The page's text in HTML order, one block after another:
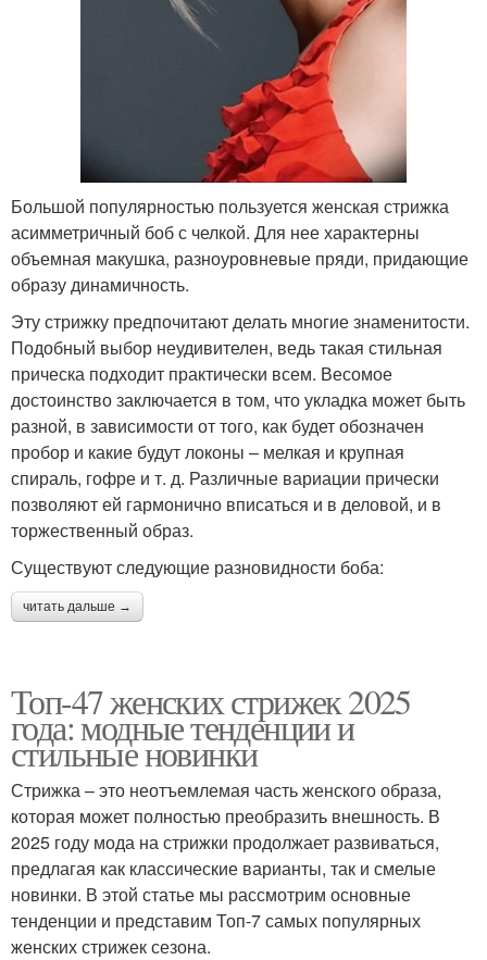
Большой популярностью пользуется женская стрижка
асимметричный боб с челкой. Для нее характерны
объемная макушка, разноуровневые пряди, придающие
образу динамичность.
Эту стрижку предпочитают делать многие знаменитости.
Подобный выбор неудивителен, ведь такая стильная
прическа подходит практически всем. Весомое
достоинство заключается в том, что укладка может быть
разной, в зависимости от того, как будет обозначен
пробор и какие будут локоны – мелкая и крупная
спираль, гофре и т. д. Различные вариации прически
позволяют ей гармонично вписаться и в деловой, и в
торжественный образ.
Существуют следующие разновидности боба:
читать дальше →
Топ-47 женских стрижек 2025
года: модные тенденции и
стильные новинки
Стрижка – это неотъемлемая часть женского образа,
которая может полностью преобразить внешность. В
2025 году мода на стрижки продолжает развиваться,
предлагая как классические варианты, так и смелые
новинки. В этой статье мы рассмотрим основные
тенденции и представим Топ-7 самых популярных
женских стрижек сезона.